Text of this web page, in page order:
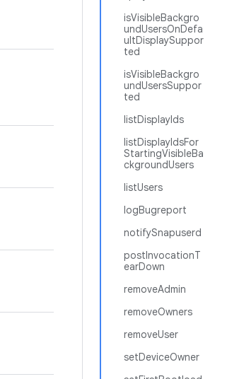
isVisibleBackgro
undUsersOnDefa
ultDisplaySuppor
ted
isVisibleBackgro
undUsersSuppor
ted
listDisplayIds
listDisplayIdsFor
StartingVisibleBa
ckgroundUsers
listUsers
logBugreport
notifySnapuserd
postInvocationT
earDown
removeAdmin
removeOwners
removeUser
setDeviceOwner